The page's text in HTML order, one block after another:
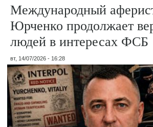
Международный
Юрченко продолжает
людей в интересах ФСБ
вт, 14/07/2026 - 16:28